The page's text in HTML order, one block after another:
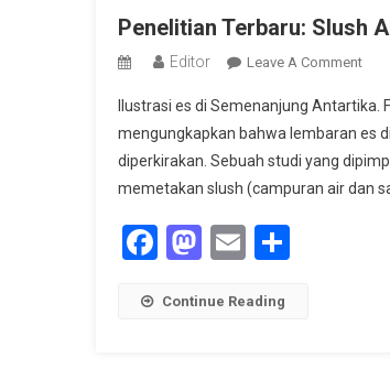
Penelitian Terbaru: Slush
Editor Leave A CommentOn
Ilustrasi es di Semenanjung Antartika.
mengungkapkan bahwa lembaran es
diperkirakan. Sebuah studi yang
memetakan slush (campuran air dan
Facebook
Mastodon
Email
Continue Reading